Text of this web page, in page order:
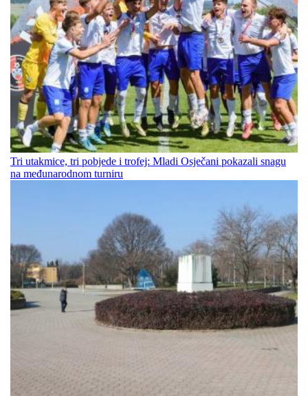
Tri utakmice, tri pobjede i trofej: Mladi Osječani pokazali snagu
na međunarodnom turniru